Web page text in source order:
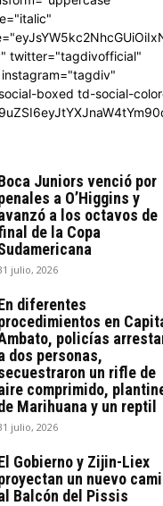
twitter="tagdivofficial"
boxed td-social-
Juniors venció por
a O’Higgins y
a los octavos de
de la Copa
julio, 2026
diferentes
en
policías
dos personas,
un rifle de
comprimido,
Marihuana y un reptil
julio, 2026
Gobierno y Zijin-Liex
un nuevo
Balcón del Pissis